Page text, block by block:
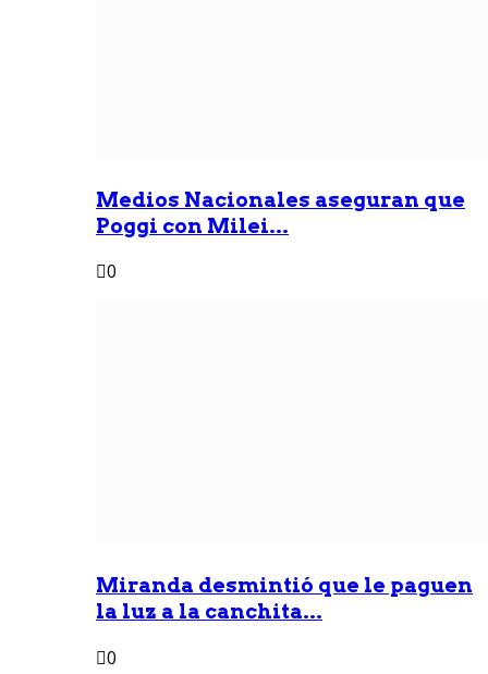
Medios Nacionales aseguran que
Poggi con Milei...
0
Miranda desmintió que le paguen
la luz a la canchita...
0